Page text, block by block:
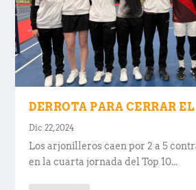
DERROTA PARA CERRAR
Dic 22, 2024
Los arjonilleros caen por 2 a 5
en la cuarta jornada del Top 10...